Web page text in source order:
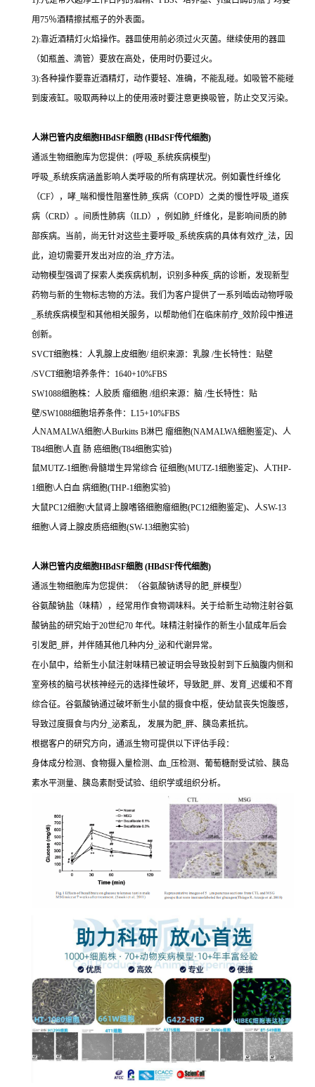
用75％酒精擦拭瓶子的外表面。
2):靠近酒精灯火焰操作。器皿使用前必须过火灭菌。继续使用的器皿
（如瓶盖、滴管）要放在高处，使用时仍要过火。
3):各种操作要靠近酒精灯，动作要轻、准确，不能乱碰。如吸管不能碰
到废液缸。吸取两种以上的使用液时要注意更换吸管，防止交叉污染。
人淋巴管内皮细胞HBdSF细胞 (HBdSF传代细胞)
通派生物细胞库为您提供：(呼吸_系统疾病模型)
呼吸_系统疾病涵盖影响人类呼吸的所有病理状况。例如囊性纤维化
（CF），哮_喘和慢性阻塞性肺_疾病（COPD）之类的慢性呼吸_道疾
病（CRD）。间质性肺病（ILD），例如肺_纤维化，是影响间质的肺
部疾病。当前，尚无针对这些主要呼吸_系统疾病的具体有效疗_法，因
此，迫切需要开发出对应的治_疗方法。
动物模型强调了探索人类疾病机制，识别多种疾_病的诊断，发现新型
药物与新的生物标志物的方法。我们为客户提供了一系列啮齿动物呼吸
_系统疾病模型和其他相关服务，以帮助他们在临床前疗_效阶段中推进
创新。
SVCT细胞株：人乳腺上皮细胞/ 组织来源：乳腺 /生长特性：贴壁
/SVCT细胞培养条件：1640+10%FBS
SW1088细胞株：人胶质 瘤细胞 /组织来源：脑 /生长特性：贴
壁/SW1088细胞培养条件：L15+10%FBS
人NAMALWA细胞\人Burkitts B淋巴 瘤细胞(NAMALWA细胞鉴定)、人
T84细胞\人直 肠 癌细胞(T84细胞实验)
鼠MUTZ-1细胞\骨髓增生异常综合 征细胞(MUTZ-1细胞鉴定)、人THP-
1细胞\人白血 病细胞(THP-1细胞实验)
大鼠PC12细胞\大鼠肾上腺嗜铬细胞瘤细胞(PC12细胞鉴定)、人SW-13
细胞\人肾上腺皮质癌细胞(SW-13细胞实验)
人淋巴管内皮细胞HBdSF细胞 (HBdSF传代细胞)
通派生物细胞库为您提供：（谷氨酸钠诱导的肥_胖模型）
谷氨酸钠盐（味精），经常用作食物调味料。关于给新生动物注射谷氨
酸钠盐的研究始于20世纪70 年代。味精注射操作的新生小鼠成年后会
引发肥_胖，并伴随其他几种内分_泌和代谢异常。
在小鼠中，给新生小鼠注射味精已被证明会导致投射到下丘脑腹内侧和
室旁核的脑弓状核神经元的选择性破坏，导致肥_胖、发育_迟缓和不育
综合征。谷氨酸钠通过破坏新生小鼠的摄食中枢，使幼鼠丧失饱腹感，
导致过度摄食与内分_泌紊乱， 发展为肥_胖、胰岛素抵抗。
根据客户的研究方向，通派生物可提供以下评估手段：
身体成分检测、食物摄入量检测、血_压检测、葡萄糖耐受试验、胰岛
素水平测量、胰岛素耐受试验、组织学或组织分析。